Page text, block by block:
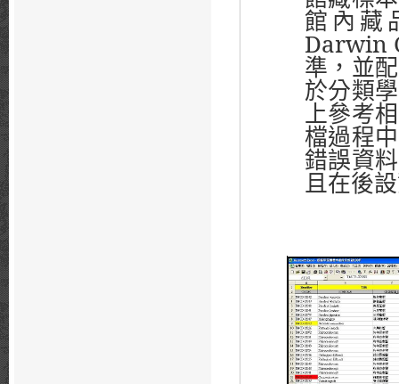
館內藏
Darwin
準，並
於分類
上參考
檔過程
錯誤資
且在後